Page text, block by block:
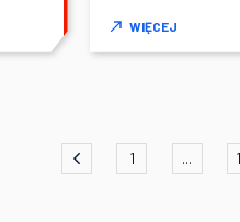
WIĘCEJ
1 ...